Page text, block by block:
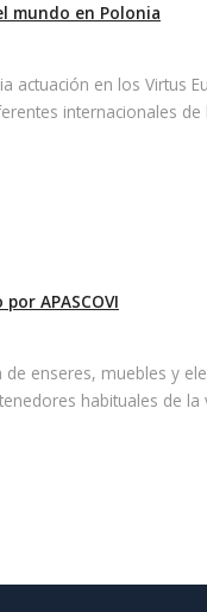
mundo en Polonia
actuación en los Virtus
internacionales
APASCOVI
enseres, muebles y
habituales de la